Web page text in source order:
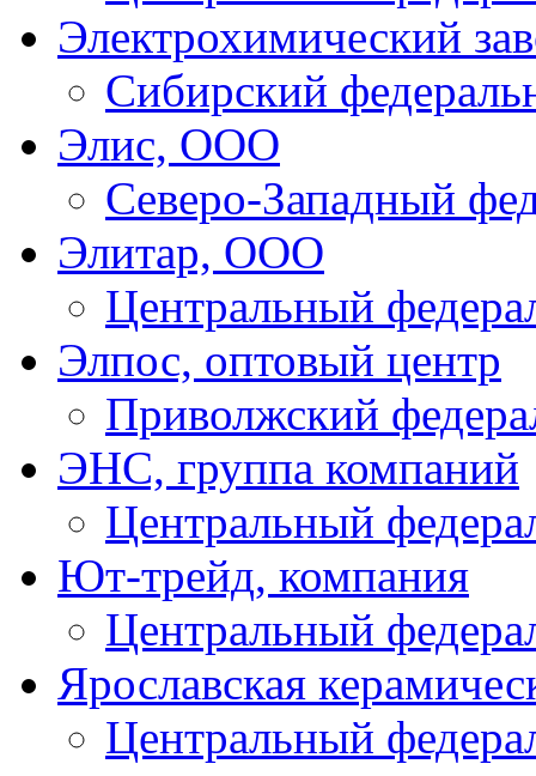
Электрохимический
Сибирский
Элис, ООО
Северо-Западный
Элитар, ООО
Центральный
Элпос, оптовый центр
Приволжский
ЭНС, группа компаний
Центральный
Ют-трейд, компания
Центральный
Ярославская
Центральный